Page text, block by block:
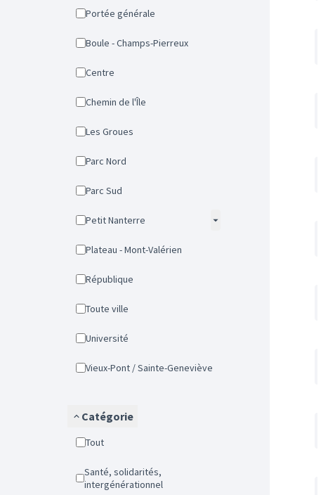
Portée générale
Boule - Champs-Pierreux
Centre
Chemin de l'Île
Les Groues
Parc Nord
Parc Sud
Petit Nanterre
Plateau - Mont-Valérien
République
Toute ville
Université
Vieux-Pont / Sainte-Geneviève
Catégorie
Tout
Santé, solidarités,
intergénérationnel